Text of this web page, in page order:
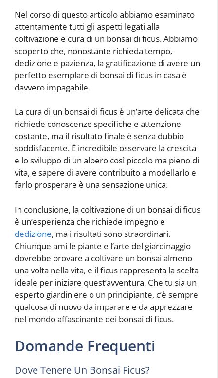
Nel corso di questo articolo abbiamo esaminato
attentamente tutti gli aspetti legati alla
coltivazione e cura di un bonsai di ficus. Abbiamo
scoperto che, nonostante richieda tempo,
dedizione e pazienza, la gratificazione di avere un
perfetto esemplare di bonsai di ficus in casa è
davvero impagabile.
La cura di un bonsai di ficus è un’arte delicata che
richiede conoscenze specifiche e attenzione
costante, ma il risultato finale è senza dubbio
soddisfacente. È incredibile osservare la crescita
e lo sviluppo di un albero così piccolo ma pieno di
vita, e sapere di avere contribuito a modellarlo e
farlo prosperare è una sensazione unica.
In conclusione, la coltivazione di un bonsai di ficus
è un’esperienza che richiede impegno e
dedizione, ma i risultati sono straordinari.
Chiunque ami le piante e l’arte del giardinaggio
dovrebbe provare a coltivare un bonsai almeno
una volta nella vita, e il ficus rappresenta la scelta
ideale per iniziare quest’avventura. Che tu sia un
esperto giardiniere o un principiante, c’è sempre
qualcosa di nuovo da imparare e da apprezzare
nel mondo affascinante dei bonsai di ficus.
Domande Frequenti
Dove Tenere Un Bonsai Ficus?